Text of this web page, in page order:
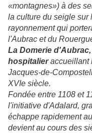
«montagnes») à des
la culture du seigle sur
rayonnement qui
l'Aubrac et du
La Domerie
hospitalieraccueillant
Jacques-de-
XVIe siècle.
Fondée entre 1108 et
l'initiative d'Adalard,
échappe rapidement
devient au cours des